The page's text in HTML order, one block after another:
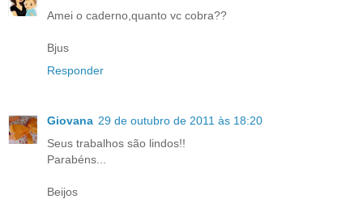
Amei o caderno,quanto vc cobra??
Bjus
Responder
Giovana 29 de outubro de 2011 às 18:20
Seus trabalhos são lindos!!
Parabéns...
Beijos